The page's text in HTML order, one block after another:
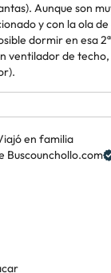
Aunque son
y con la ola
dormir en esa
ventilador de
en familia
Buscounchollo.com